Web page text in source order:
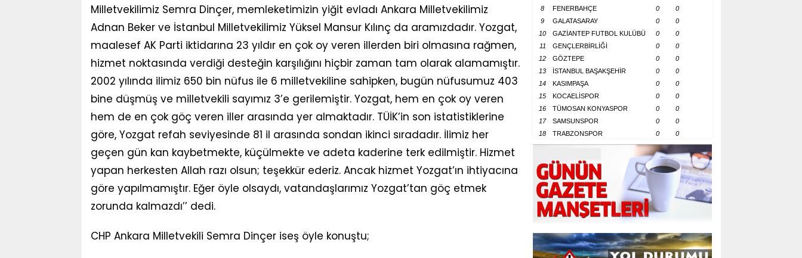
Milletvekilimiz Semra Dinçer, memleketimizin yiğit evladı Ankara Milletvekilimiz
Adnan Beker ve İstanbul Milletvekilimiz Yüksel Mansur Kılınç da aramızdadır. Yozgat,
maalesef AK Parti iktidarına 23 yıldır en çok oy veren illerden biri olmasına rağmen,
hizmet noktasında verdiği desteğin karşılığını hiçbir zaman tam olarak alamamıştır.
2002 yılında ilimiz 650 bin nüfus ile 6 milletvekiline sahipken, bugün nüfusumuz 403
bine düşmüş ve milletvekili sayımız 3’e gerilemiştir. Yozgat, hem en çok oy veren
hem de en çok göç veren iller arasında yer almaktadır. TÜİK’in son istatistiklerine
göre, Yozgat refah seviyesinde 81 il arasında sondan ikinci sıradadır. İlimiz her
geçen gün kan kaybetmekte, küçülmekte ve adeta kaderine terk edilmiştir. Hizmet
yapan herkesten Allah razı olsun; teşekkür ederiz. Ancak hizmet Yozgat’ın ihtiyacına
göre yapılmamıştır. Eğer öyle olsaydı, vatandaşlarımız Yozgat’tan göç etmek
zorunda kalmazdı’’ dedi.
CHP Ankara Milletvekili Semra Dinçer iseş öyle konuştu;
8
FENERBAHÇE 0
0
9
GALATASARAY 0
0
10
GAZİANTEP FUTBOL KULÜBÜ 0
0
11
GENÇLERBİRLİĞİ 0
0
12
GÖZTEPE 0
0
13
İSTANBUL BAŞAKŞEHİR 0
0
14
KASIMPAŞA 0
0
15
KOCAELİSPOR 0
0
16
TÜMOSAN KONYASPOR 0
0
17
SAMSUNSPOR 0
0
18
TRABZONSPOR 0 0